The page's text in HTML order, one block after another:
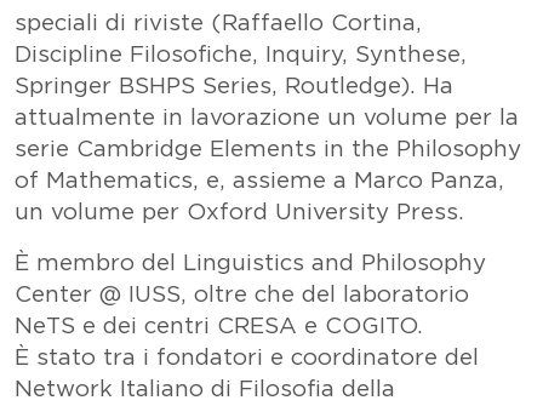
speciali di riviste (Raffaello Cortina,
Discipline Filosofiche, Inquiry, Synthese,
Springer BSHPS Series, Routledge). Ha
attualmente in lavorazione un volume per la
serie Cambridge Elements in the Philosophy
of Mathematics, e, assieme a Marco Panza,
un volume per Oxford University Press.
È membro del Linguistics and Philosophy
Center @ IUSS, oltre che del laboratorio
NeTS e dei centri CRESA e COGITO.
È stato tra i fondatori e coordinatore del
Network Italiano di Filosofia della